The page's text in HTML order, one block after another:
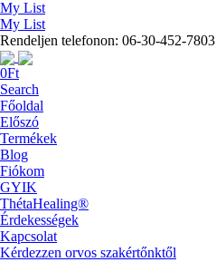
My List
My List
Rendeljen telefonon: 06-30-452-7803
0Ft
Search
Főoldal
Előszó
Termékek
Blog
Fiókom
GYIK
ThétaHealing®
Érdekességek
Kapcsolat
Kérdezzen orvos szakértőnktől